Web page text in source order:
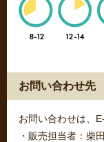
お問い合わせ先
お問い合わせは、
・販売担当者：柴